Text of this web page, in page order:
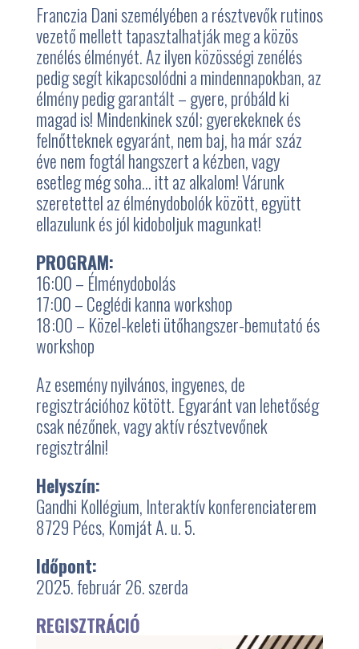
Franczia Dani személyében a résztvevők rutinos
vezető mellett tapasztalhatják meg a közös
zenélés élményét. Az ilyen közösségi zenélés
pedig segít kikapcsolódni a mindennapokban, az
élmény pedig garantált – gyere, próbáld ki
magad is! Mindenkinek szól; gyerekeknek és
felnőtteknek egyaránt, nem baj, ha már száz
éve nem fogtál hangszert a kézben, vagy
esetleg még soha… itt az alkalom! Várunk
szeretettel az élménydobolók között, együtt
ellazulunk és jól kidoboljuk magunkat!
PROGRAM:
16:00 – Élménydobolás
17:00 – Ceglédi kanna workshop
18:00 – Közel-keletiütőhangszer-bemutató és
workshop
Az esemény nyilvános, ingyenes, de
regisztrációhoz kötött. Egyaránt van lehetőség
csak nézőnek, vagy aktív résztvevőnek
regisztrálni!
Helyszín:
Gandhi Kollégium, Interaktív konferenciaterem
8729 Pécs, Komját A. u. 5.
Időpont:
2025. február 26. szerda
REGISZTRÁCIÓ